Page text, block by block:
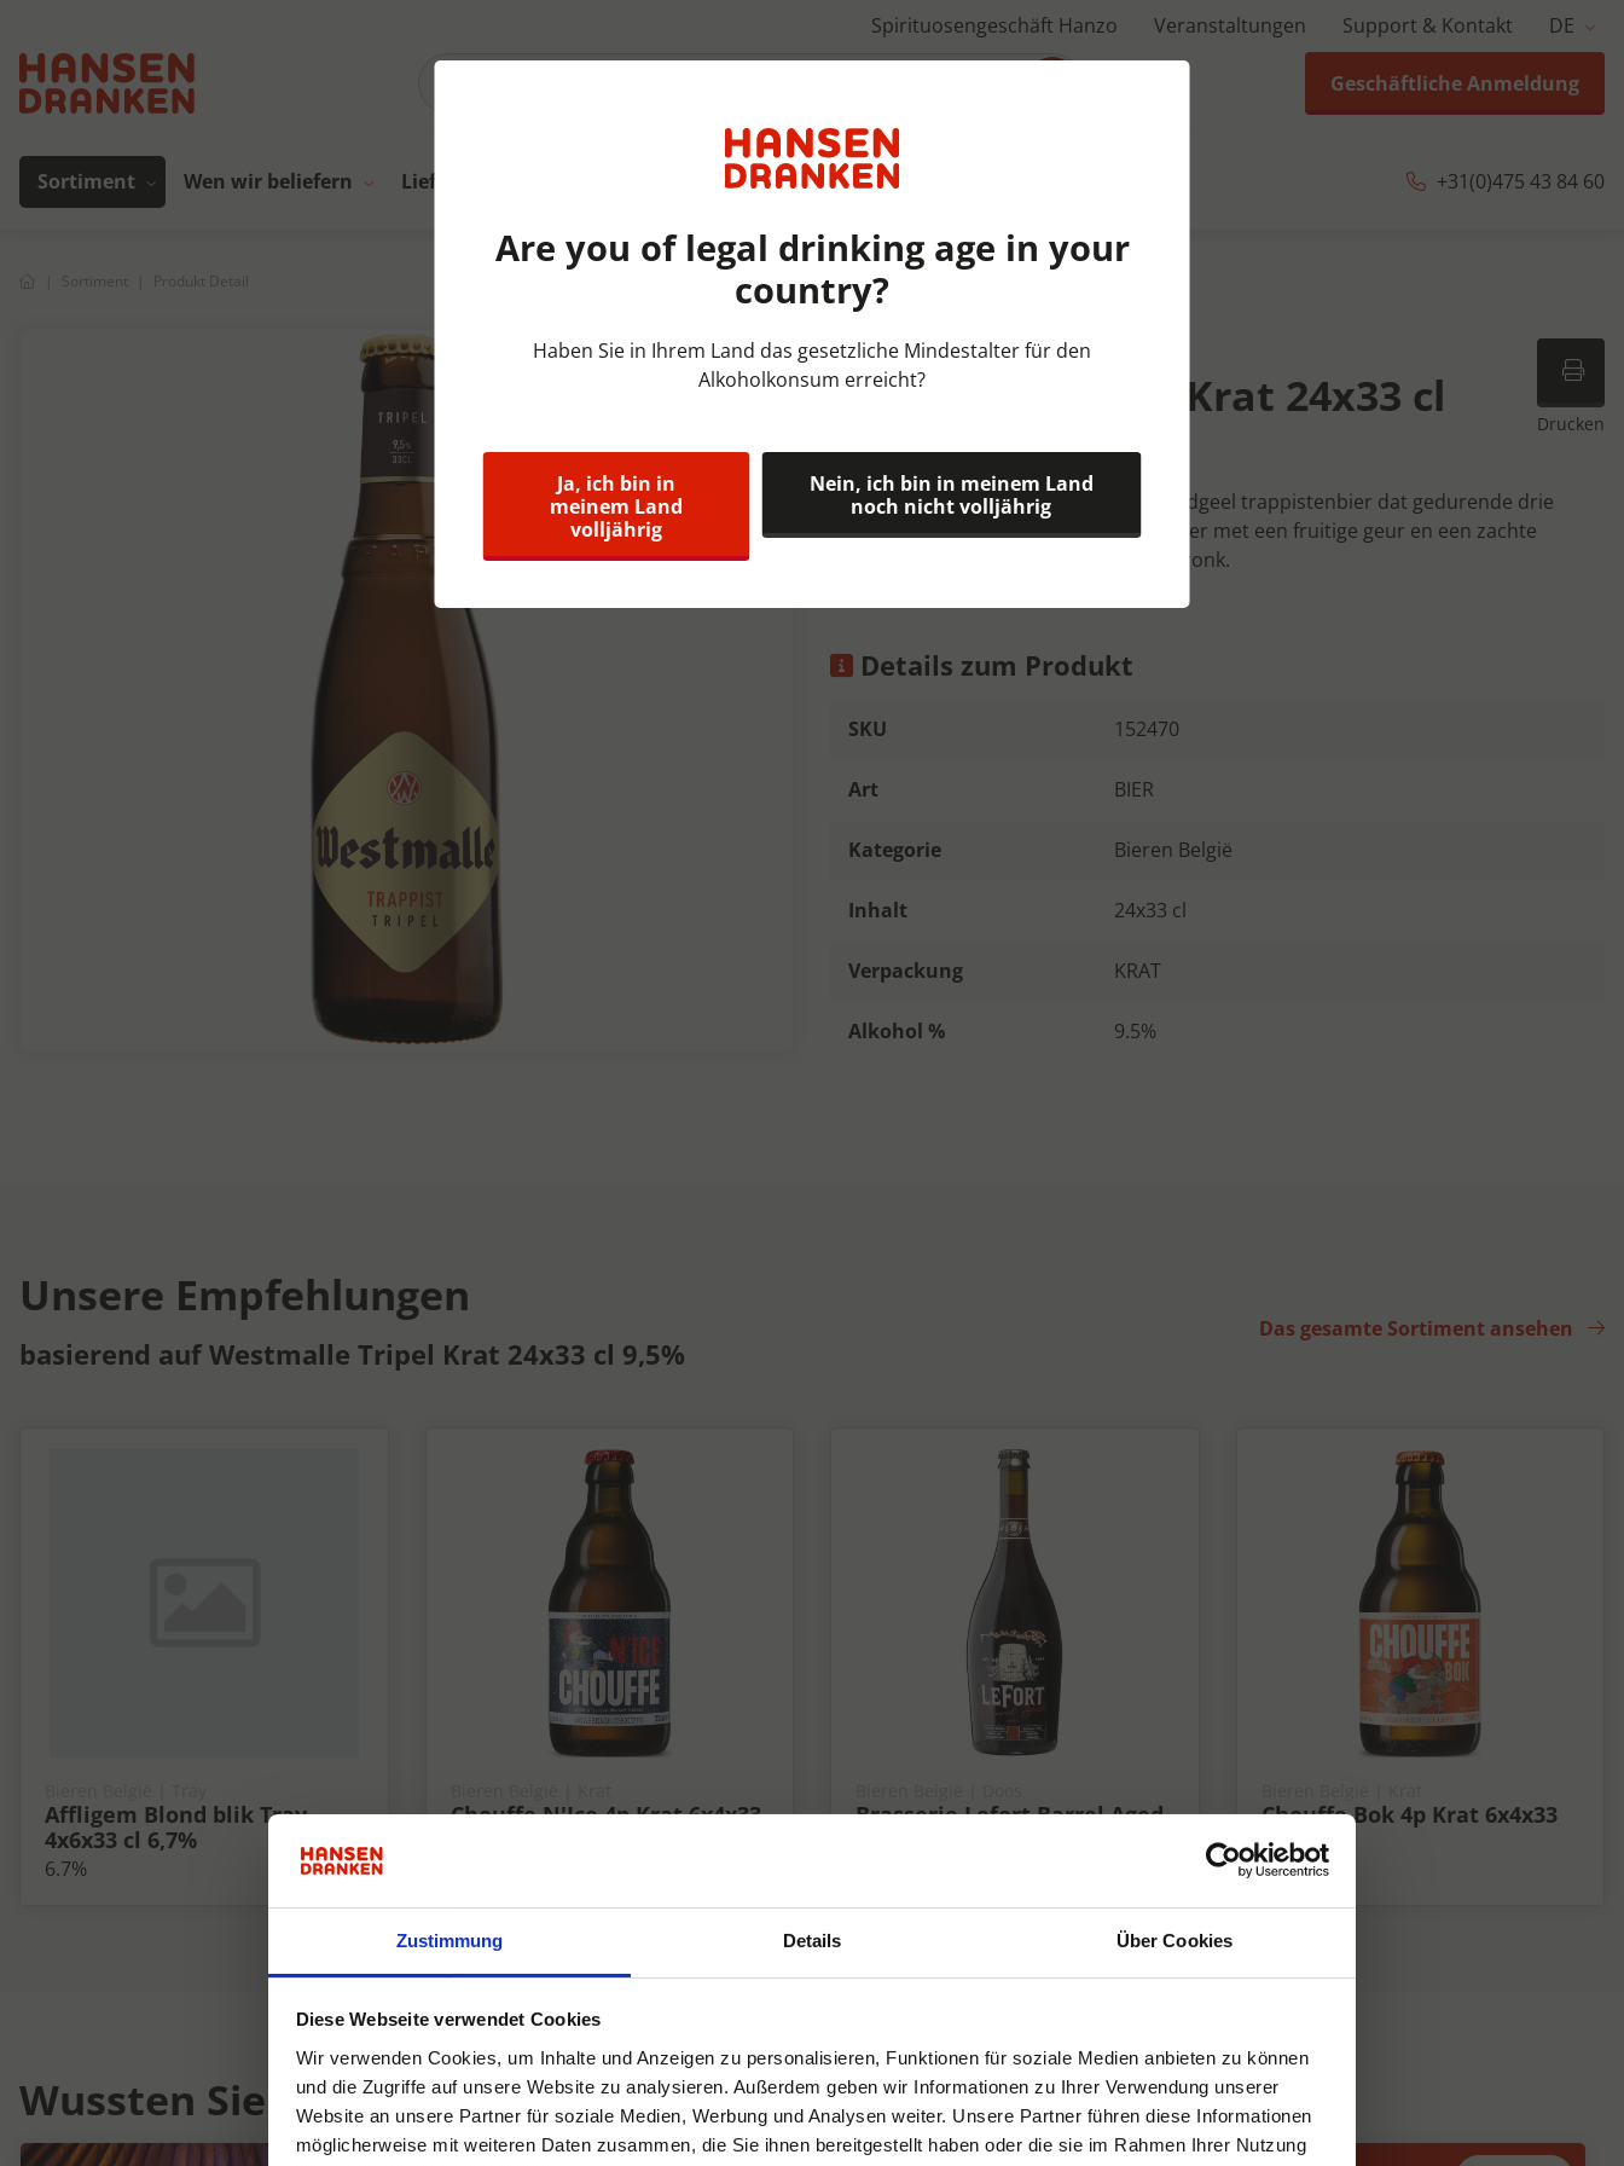
Zustimmung Details Über Cookies
Diese Webseite verwendet Cookies
Wir verwenden Cookies, um Inhalte und Anzeigen zu personalisieren, Funktionen für soziale Medien anbieten zu können
und die Zugriffe auf unsere Website zu analysieren. Außerdem geben wir Informationen zu Ihrer Verwendung unserer
Website an unsere Partner für soziale Medien, Werbung und Analysen weiter. Unsere Partner führen diese Informationen
möglicherweise mit weiteren Daten zusammen, die Sie ihnen bereitgestellt haben oder die sie im Rahmen Ihrer Nutzung
Spirituosengeschäft Hanzo Veranstaltungen Support & Kontakt DE
Geschäftliche Anmeldung
Sortiment Wen wir beliefern Lieferanten +31(0)475 43 84 60
Sortiment Produkt Detail
Bieren België | KRAT | 24x33 cl
Drucken
Westmalle Tripel Krat 24x33 cl
9,5%
Tripel van Westmalle is een helder, goudgeel trappistenbier dat gedurende drie
weken nagist in de fles. Het is een rijk bier met een fruitige geur en een zachte
romige smaak met een licht bittere afdronk.
Details zum Produkt
SKU 152470
Art BIER
Kategorie Bieren België
Inhalt 24x33 cl
Verpackung KRAT
Alkohol % 9.5%
Unsere Empfehlungen
basierend auf Westmalle Tripel Krat 24x33 cl 9,5%
Das gesamte Sortiment ansehen
Affligem Blond blik Tray
4x6x33 cl 6,7%
6.7%
Chouffe N'Ice 4p Krat 6x4x33
Brasserie Lefort Barrel Aged
Chouffe Bok 4p Krat 6x4x33
cl 6,7%
6.7%
Wussten Sie schon...
Are you of legal drinking age in your
country?
Haben Sie in Ihrem Land das gesetzliche Mindestalter für den
Alkoholkonsum erreicht?
Ja, ich bin in
meinem Land
volljährig
Nein, ich bin in meinem Land
noch nicht volljährig